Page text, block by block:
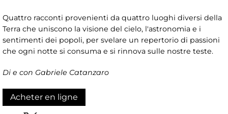
Quattro racconti provenienti da quattro luoghi diversi della
Terra che uniscono la visione del cielo, l'astronomia e i
sentimenti dei popoli, per svelare un repertorio di passioni
che ogni notte si consuma e si rinnova sulle nostre teste.
Di e con Gabriele Catanzaro
Acheter en ligne